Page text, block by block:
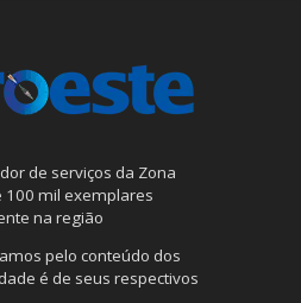
de serviços da Zona
100 mil exemplares
na região
pelo conteúdo dos
é de seus respectivos